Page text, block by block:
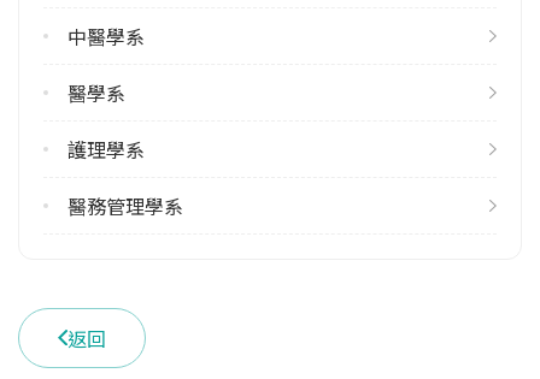
桃園市龜山區文化一路259號
中醫學系
醫學系
護理學系
醫務管理學系
返回